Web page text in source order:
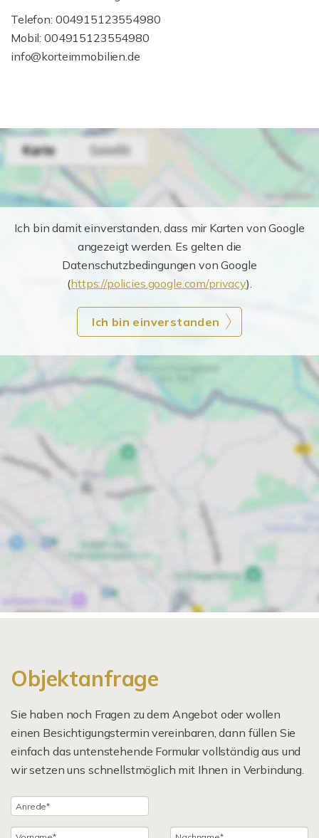
Telefon: 004915123554980
Mobil: 004915123554980
info@korteimmobilien.de
Ich bin damit einverstanden, dass mir Karten von Google
angezeigt werden. Es gelten die
Datenschutzbedingungen von Google
(https://policies.google.com/privacy).
Ich bin einverstanden
Objektanfrage
Sie haben noch Fragen zu dem Angebot oder wollen
einen Besichtigungstermin vereinbaren, dann füllen Sie
einfach das untenstehende Formular vollständig aus und
wir setzen uns schnellstmöglich mit Ihnen in Verbindung.